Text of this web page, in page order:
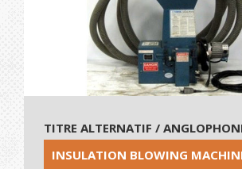
TITRE ALTERNATIF /
INSULATION BLOWING